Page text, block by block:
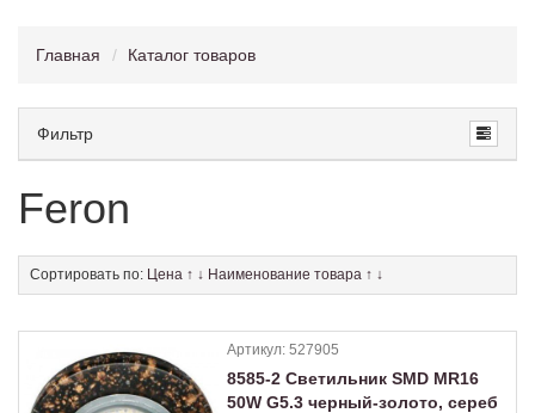
Главная Каталог товаров
Фильтр
Feron
Сортировать по: Цена ↑ ↓ Наименование товара ↑ ↓
Артикул:527905
8585-2 Светильник SMD MR16
50W G5.3 черный-золото, сереб